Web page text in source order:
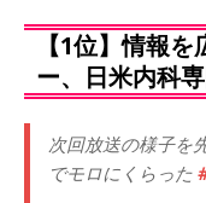
【1位】情報
ー、日米内科
次回放送の様子を
でモロにくらった